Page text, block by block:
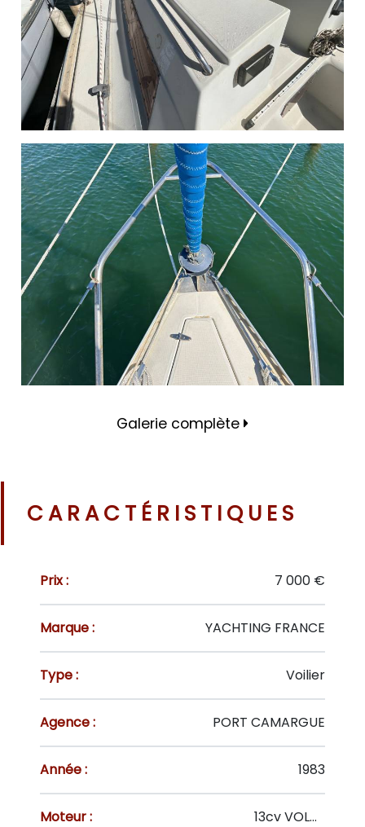
Galerie complète
CARACTÉRISTIQUES
Prix : 7 000 €
Marque : YACHTING FRANCE
Type : Voilier
Agence : PORT CAMARGUE
Année : 1983
Moteur : 13cv VOLVO D1-13B